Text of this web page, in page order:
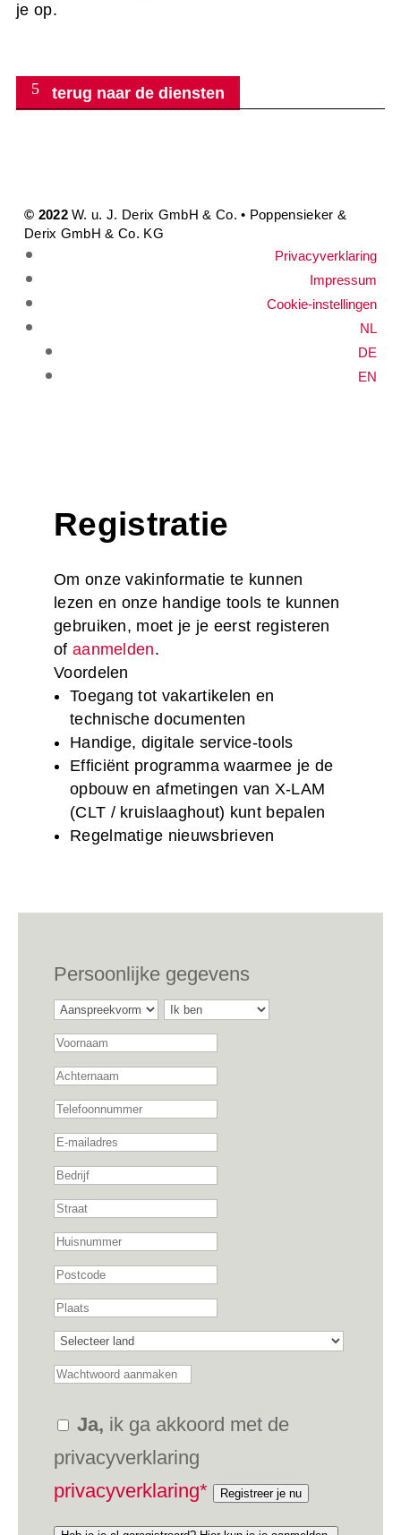
je op.
terug naar de diensten
© 2022W. u. J. Derix GmbH & Co. • Poppensieker &
Derix GmbH & Co. KG
Privacyverklaring
Impressum
Cookie-instellingen
NL
DE
EN
Registratie
Om onze vakinformatie te kunnen
lezen en onze handige tools te kunnen
gebruiken, moet je je eerst registeren
of aanmelden.
Voordelen
Toegang tot vakartikelen en
technische documenten
Handige, digitale service-tools
Efficiënt programma waarmee je de
opbouw en afmetingen van X-LAM
(CLT / kruislaaghout) kunt bepalen
Regelmatige nieuwsbrieven
Persoonlijke gegevens
Ja, ik ga akkoord met de
privacyverklaring
privacyverklaring*
Registreer je nu